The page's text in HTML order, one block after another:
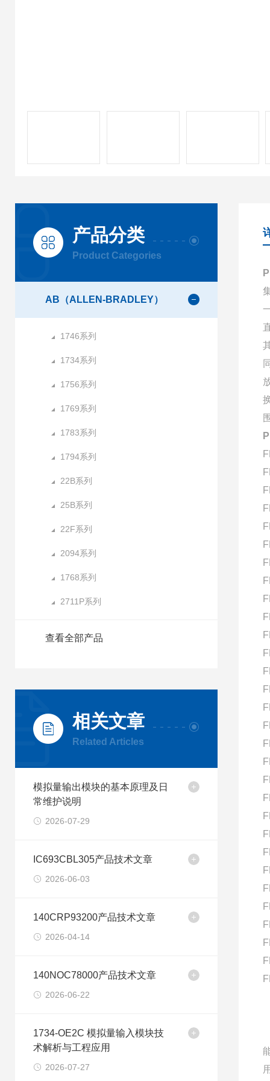
产品分类
Product Categories
AB（ALLEN-BRADLEY）
1746系列
1734系列
1756系列
1769系列
1783系列
1794系列
22B系列
25B系列
22F系列
2094系列
1768系列
2711P系列
查看全部产品
相关文章
Related Articles
模拟量输出模块的基本原理及日
常维护说明
2026-07-29
IC693CBL305产品技术文章
2026-06-03
140CRP93200产品技术文章
2026-04-14
140NOC78000产品技术文章
2026-06-22
1734-OE2C 模拟量输入模块技
术解析与工程应用
2026-07-27